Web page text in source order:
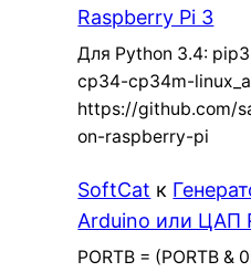
Raspberry Pi 3
Для Python 3.4:
cp34-cp34m-
https://github.com/
on-raspberry-pi
SoftCat к
Arduino или ЦАП
PORTB = (PORTB &